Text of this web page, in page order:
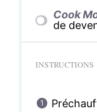
Cook
de
INSTRUCTIONS